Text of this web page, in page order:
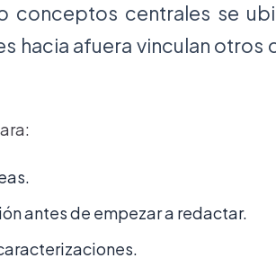
conceptos centrales se
hacia afuera vinculan
antes de empezar a redactar.